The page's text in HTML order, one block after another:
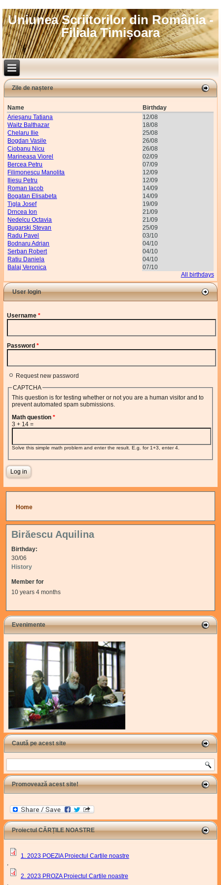
Uniunea Scriitorilor din România -
Filiala Timișoara
Zile de naștere
Name
Birthday
Arieşanu Tatiana
12/08
Waitz Balthazar
18/08
Chelaru Ilie
25/08
Bogdan Vasile
26/08
Ciobanu Nicu
26/08
Marineasa Viorel
02/09
Bercea Petru
07/09
Filimonescu Manolita
12/09
Iliesu Petru
12/09
Roman Iacob
14/09
Bogatan Elisabeta
14/09
Tigla Josef
19/09
Drncea Ion
21/09
Nedelcu Octavia
21/09
Bugarski Stevan
25/09
Radu Pavel
03/10
Bodnaru Adrian
04/10
Serban Robert
04/10
Ratiu Daniela
04/10
Balaj Veronica
07/10
All birthdays
User login
Username*
Password*
Request new password
CAPTCHA
This question is for testing whether or not you are a human visitor and to
prevent automated spam submissions.
Math question*
3 + 14 =
Solve this simple math problem and enter the result. E.g. for 1+3, enter 4.
You are here
Home
Birăescu Aquilina
Birthday:
30/06
History
Member for
10 years 4 months
Evenimente
Caută pe acest site
Search
Promovează acest site!
Proiectul CĂRȚILE NOASTRE
1. 2023 POEZIA Proiectul Cartile noastre
,
2. 2023 PROZA Proiectul Cartile noastre
,